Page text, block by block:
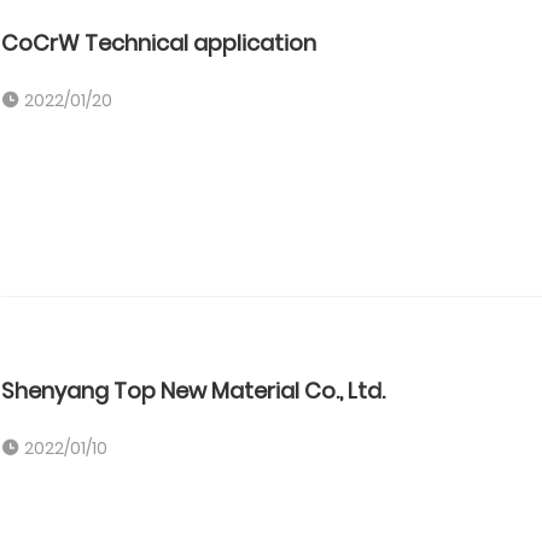
CoCrW Technical application
2022/01/20
Shenyang Top New Material Co., Ltd.
2022/01/10